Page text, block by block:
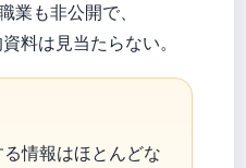
業も非公開で、
料は見当たらない。
情報はほとんどな